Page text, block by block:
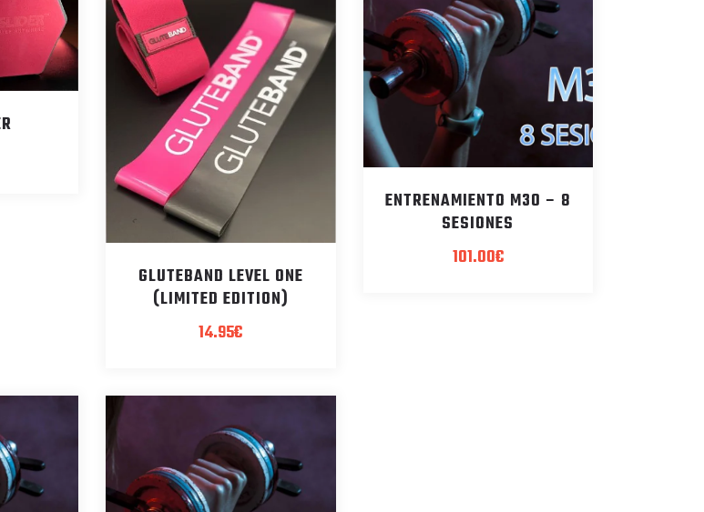
GLUTEBAND LEVEL ONE
(LIMITED EDITION)
14.95€
ENTRENAMIENTO M30 – 8
SESIONES
101.00€